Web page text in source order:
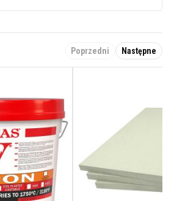
Poprzedni Następne